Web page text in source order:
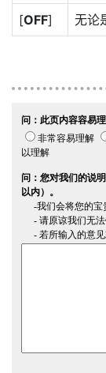
[OFF] 无论